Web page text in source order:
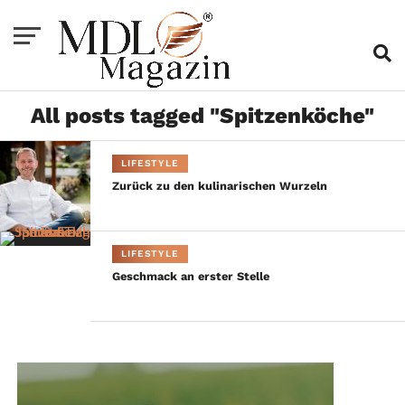
All posts tagged "Spitzenköche"
LIFESTYLE
Zurück zu den kulinarischen Wurzeln
LIFESTYLE
Geschmack an erster Stelle